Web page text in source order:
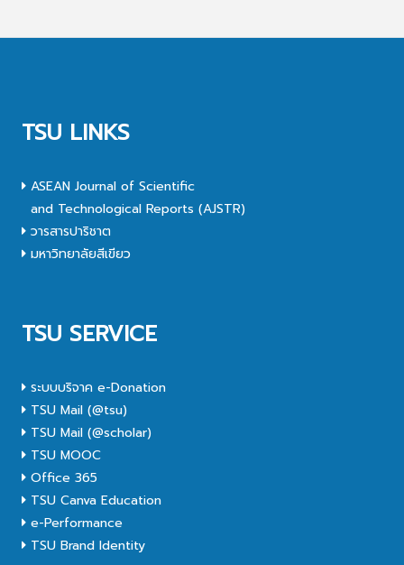
TSU LINKS
ASEAN Journal of Scientific
and Technological Reports (AJSTR)
วารสารปาริชาต
มหาวิทยาลัยสีเขียว
TSU SERVICE
ระบบบริจาค e-Donation
TSU Mail (@tsu)
TSU Mail (@scholar)
TSU MOOC
Office 365
TSU Canva Education
e-Performance
TSU Brand Identity